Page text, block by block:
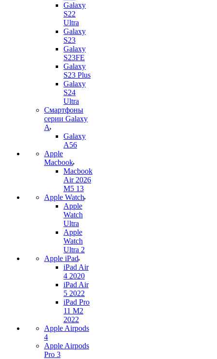
Galaxy
S22
Ultra
Galaxy
S23
Galaxy
S23FE
Galaxy
S23 Plus
Galaxy
S24
Ultra
Смартфоны
серии Galaxy
A
Galaxy
A56
Apple
Macbook
Macbook
Air 2026
M5 13
Apple Watch
Apple
Watch
Ultra
Apple
Watch
Ultra 2
Apple iPad
iPad Air
4 2020
iPad Air
5 2022
iPad Pro
11 M2
2022
Apple Airpods
4
Apple Airpods
Pro 3